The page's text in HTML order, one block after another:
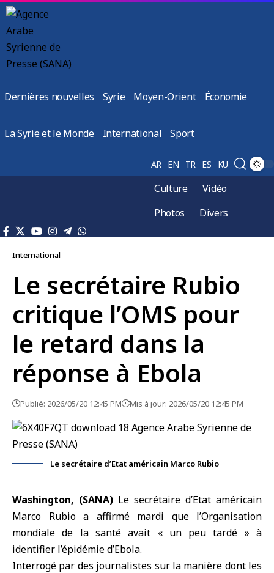
Dernières nouvelles Syrie Moyen-Orient Économie
La Syrie et le Monde International Sport
AR EN TR ES KU
Culture
Vidéo
Photos
Divers
International
Le secrétaire Rubio
critique l’OMS pour
le retard dans la
réponse à Ebola
Publié: 2026/05/20 12:45 PM Mis à jour: 2026/05/20 12:45 PM
Le secrétaire d’Etat américain Marco Rubio
Washington, (SANA) Le secrétaire d’Etat américain
Marco Rubioa affirmé mardi que l’Organisation
mondiale de la santéavait « un peu tardé » à
identifier l’épidémie d’Ebola.
Interrogé par des journalistes sur la manière dont les